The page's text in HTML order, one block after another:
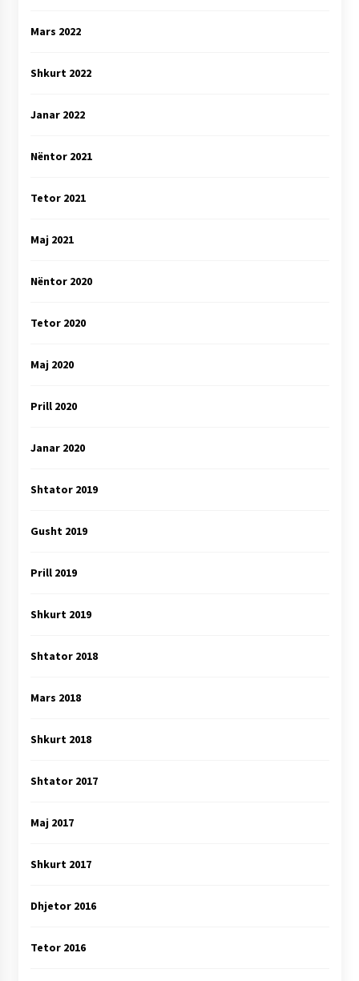
Mars 2022
Shkurt 2022
Janar 2022
Nëntor 2021
Tetor 2021
Maj 2021
Nëntor 2020
Tetor 2020
Maj 2020
Prill 2020
Janar 2020
Shtator 2019
Gusht 2019
Prill 2019
Shkurt 2019
Shtator 2018
Mars 2018
Shkurt 2018
Shtator 2017
Maj 2017
Shkurt 2017
Dhjetor 2016
Tetor 2016